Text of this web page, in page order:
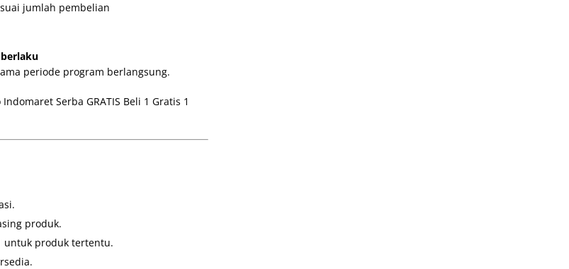
jumlah pembelian
berlaku
periode program berlangsung.
Serba GRATIS Beli 1 Gratis 1
produk.
untuk produk tertentu.